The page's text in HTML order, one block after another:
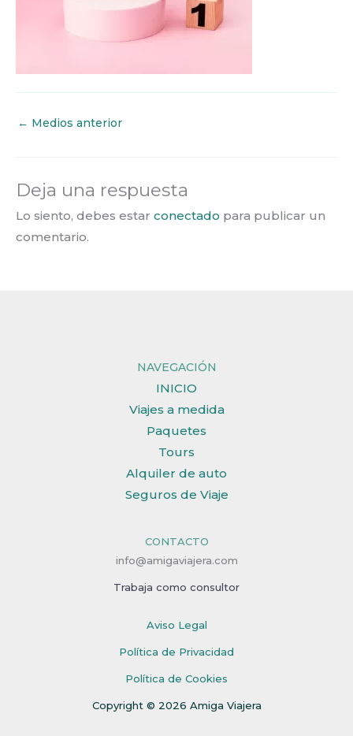
← Medios anterior
Deja una respuesta
Lo siento, debes estar conectado para publicar un
comentario.
NAVEGACIÓN
INICIO
Viajes a medida
Paquetes
Tours
Alquiler de auto
Seguros de Viaje
CONTACTO
info@amigaviajera.com
Trabaja como consultor
Aviso Legal
Política de Privacidad
Política de Cookies
Copyright © 2026 Amiga Viajera